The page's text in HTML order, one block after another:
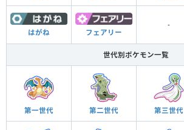
はがね フェアリー
-
世代別ポケモン一覧
第一世代 第二世代 第三世代